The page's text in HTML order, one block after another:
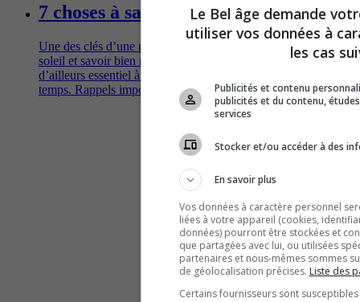
7 choses à savoir sur la crème solaire
Une des clés d’une peau en santé? Limiter l’exposition au
soleil et savoir bien manier la protection solaire, un allié
d’ailleurs essentiel à longueur d’année, beau temps, mauvais
temps. Rappels importants et conseils pratiques.
Le Bel âge demande
utiliser vos données à
les cas
Publicités et contenu
publicités et du contenu,
services
Stocker et/ou accéder à des
En savoir plus
Vos données à caractère personnel
liées à votre appareil (cookies,
données) pourront être stockées et
que partagées avec lui, ou utilisées
partenaires et nous-mêmes sommes
de géolocalisation précises. Liste des
Certains fournisseurs sont